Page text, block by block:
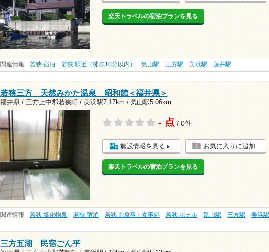
楽天トラベルの宿泊プランを見る
関連情報 若狭 宿泊 若狭 駅近（徒歩10分以内） 気山駅 三方駅 美浜駅 藤井駅
若狭三方 天然みかた温泉 昭和館＜福井県＞
福井県 / 三方上中郡若狭町 / 美浜駅7.17km / 気山駅5.06km
- 点 / 0件
施設情報を見る お気に入りに追加
楽天トラベルの宿泊プランを見る
関連情報 若狭 塩化物泉 若狭 宿泊 若狭 お食事・食事処 若狭 ホテル 気山駅 三方駅 美浜駅
三方五湖 民宿ごん平